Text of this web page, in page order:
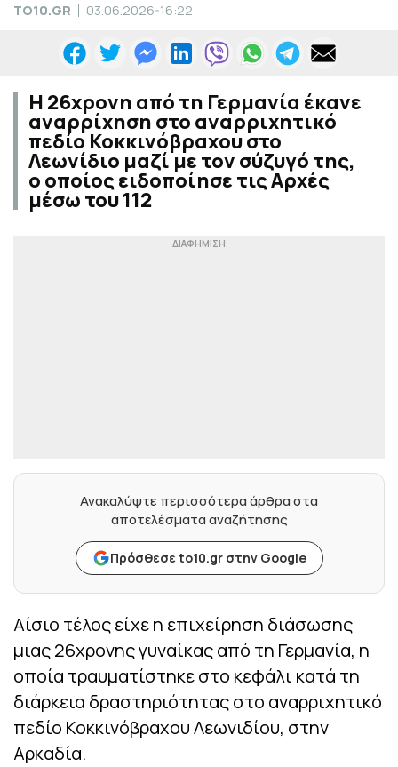
TO10.GR 03.06.2026-16:22
Η 26χρονη από τη Γερμανία έκανε
αναρρίχηση στο αναρριχητικό
πεδίο Κοκκινόβραχου στο
Λεωνίδιο μαζί με τον σύζυγό της,
ο οποίος ειδοποίησε τις Αρχές
μέσω του 112
Ανακαλύψτε περισσότερα άρθρα στα
αποτελέσματα αναζήτησης
Πρόσθεσε to10.gr στην Google
Αίσιο τέλος είχε η επιχείρηση διάσωσης
μιας 26χρονης γυναίκας από τη Γερμανία, η
οποία τραυματίστηκε στο κεφάλι κατά τη
διάρκεια δραστηριότητας στο αναρριχητικό
πεδίο Κοκκινόβραχου Λεωνιδίου, στην
Αρκαδία.